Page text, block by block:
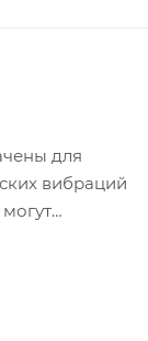
для
вибраций